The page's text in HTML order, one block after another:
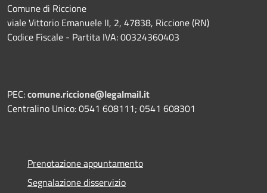
Comune di Riccione
viale Vittorio Emanuele II, 2, 47838, Riccione (RN)
Codice Fiscale - Partita IVA: 00324360403
PEC:comune.riccione@legalmail.it
Centralino Unico: 0541 608111; 0541 608301
Prenotazione appuntamento
Segnalazione disservizio